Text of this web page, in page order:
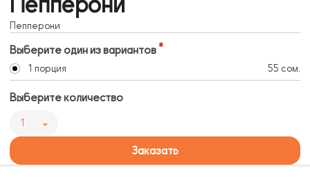
Пепперони
Выберите один из вариантов
1 порция 55 сом.
Выберите количество
1
Заказать